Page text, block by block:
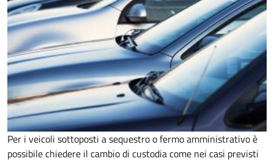
Per i veicoli sottoposti a sequestro o fermo amministrativo è
possibile chiedere il cambio di custodia come nei casi previsti